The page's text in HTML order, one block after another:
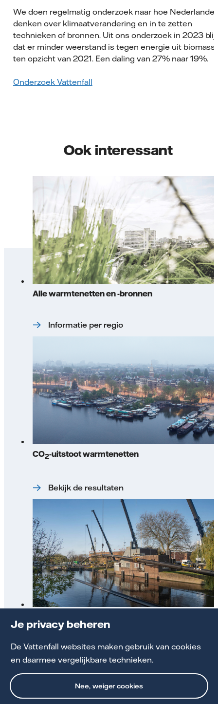
Je privacy beheren
De Vattenfall websites maken gebruik van cookies
en daarmee vergelijkbare technieken.
Nee, weiger cookies
We doen regelmatig onderzoek naar hoe
denken over klimaatverandering en in te zetten
technieken of bronnen. Uit ons onderzoek in 2023
dat er minder weerstand is tegen energie uit
ten opzicht van 2021. Een daling van 27% naar 19%.
Onderzoek Vattenfall
Ook interessant
Alle warmtenetten en -bronnen
Informatie per regio
CO2-uitstoot warmtenetten
Bekijk de resultaten
Bekijk actuele projecten